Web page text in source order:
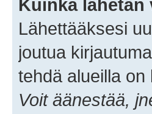
Kuinka
Lähettääksesi
joutua
tehdä alueilla
Voit äänestää,